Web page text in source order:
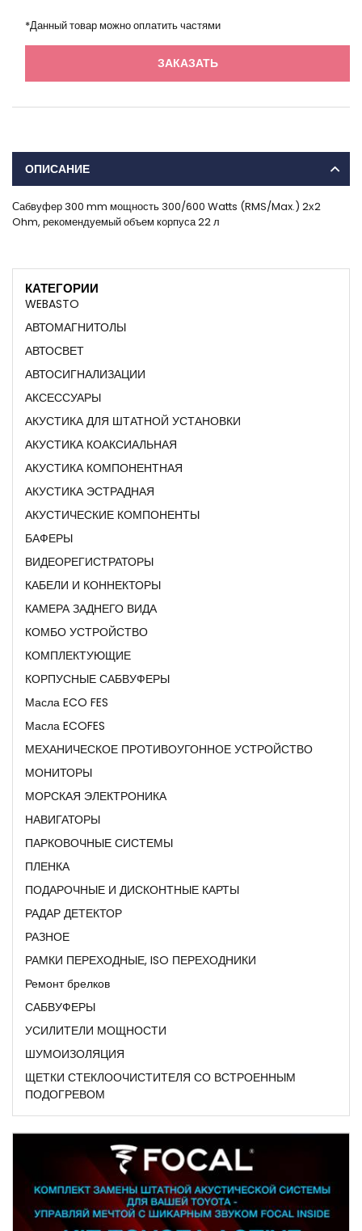
*Данный товар можно оплатить частями
ЗАКАЗАТЬ
ОПИСАНИЕ
Сабвуфер 300 mm мощность 300/600 Watts (RMS/Max.) 2х2
Ohm, рекомендуемый объем корпуса 22 л
КАТЕГОРИИ
WEBASTO
АВТОМАГНИТОЛЫ
АВТОСВЕТ
АВТОСИГНАЛИЗАЦИИ
АКСЕССУАРЫ
АКУСТИКА ДЛЯ ШТАТНОЙ УСТАНОВКИ
АКУСТИКА КОАКСИАЛЬНАЯ
АКУСТИКА КОМПОНЕНТНАЯ
АКУСТИКА ЭСТРАДНАЯ
АКУСТИЧЕСКИЕ КОМПОНЕНТЫ
БАФЕРЫ
ВИДЕОРЕГИСТРАТОРЫ
КАБЕЛИ И КОННЕКТОРЫ
КАМЕРА ЗАДНЕГО ВИДА
КОМБО УСТРОЙСТВО
КОМПЛЕКТУЮЩИЕ
КОРПУСНЫЕ САБВУФЕРЫ
Масла ECO FES
Масла ECOFES
МЕХАНИЧЕСКОЕ ПРОТИВОУГОННОЕ УСТРОЙСТВО
МОНИТОРЫ
МОРСКАЯ ЭЛЕКТРОНИКА
НАВИГАТОРЫ
ПАРКОВОЧНЫЕ СИСТЕМЫ
ПЛЕНКА
ПОДАРОЧНЫЕ И ДИСКОНТНЫЕ КАРТЫ
РАДАР ДЕТЕКТОР
РАЗНОЕ
РАМКИ ПЕРЕХОДНЫЕ, ISO ПЕРЕХОДНИКИ
Ремонт брелков
САБВУФЕРЫ
УСИЛИТЕЛИ МОЩНОСТИ
ШУМОИЗОЛЯЦИЯ
ЩЕТКИ СТЕКЛООЧИСТИТЕЛЯ СО ВСТРОЕННЫМ
ПОДОГРЕВОМ